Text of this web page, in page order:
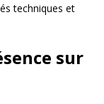
techniques et
sur